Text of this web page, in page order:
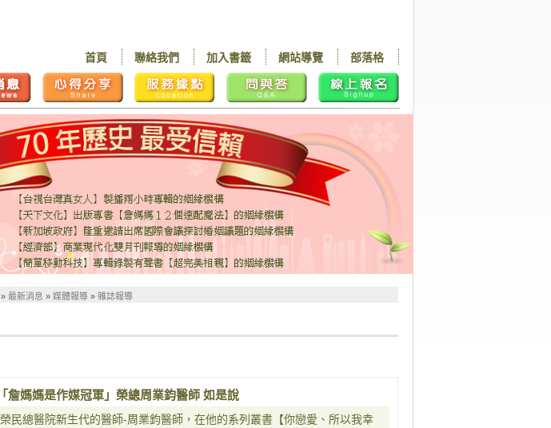
部落格
網站導覽
加入書籤
聯絡我們
首頁
» 最新消息 » 媒體報導 » 雜誌報導
「詹媽媽是作媒冠軍」榮總周業鈞醫師 如是說
榮民總醫院新生代的醫師-周業鈞醫師，在他的系列叢書【你戀愛、所以我幸